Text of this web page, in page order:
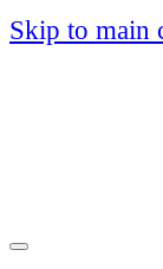
Skip to main